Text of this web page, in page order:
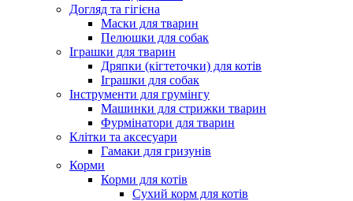
Догляд та гігієна
Маски для тварин
Пелюшки для собак
Іграшки для тварин
Дряпки (кігтеточки) для котів
Іграшки для собак
Інструменти для грумінгу
Машинки для стрижки тварин
Фурмінатори для тварин
Клітки та аксесуари
Гамаки для гризунів
Корми
Корми для котів
Сухий корм для котів